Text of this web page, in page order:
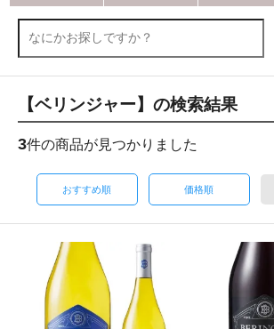
【ベリンジャー】の検索結果
3件の商品が見つかりました
おすすめ順 価格順